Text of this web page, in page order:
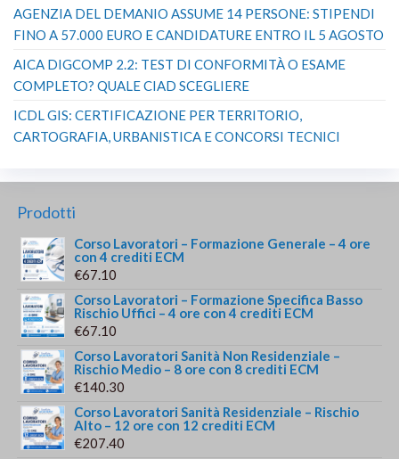
AGENZIA DEL DEMANIO ASSUME 14 PERSONE: STIPENDI
FINO A 57.000 EURO E CANDIDATURE ENTRO IL 5 AGOSTO
AICA DIGCOMP 2.2: TEST DI CONFORMITÀ O ESAME
COMPLETO? QUALE CIAD SCEGLIERE
ICDL GIS: CERTIFICAZIONE PER TERRITORIO,
CARTOGRAFIA, URBANISTICA E CONCORSI TECNICI
Prodotti
Corso Lavoratori – Formazione Generale – 4 ore
con 4 crediti ECM
€67.10
Corso Lavoratori – Formazione Specifica Basso
Rischio Uffici – 4 ore con 4 crediti ECM
€67.10
Corso Lavoratori Sanità Non Residenziale –
Rischio Medio – 8 ore con 8 crediti ECM
€140.30
Corso Lavoratori Sanità Residenziale – Rischio
Alto – 12 ore con 12 crediti ECM
€207.40